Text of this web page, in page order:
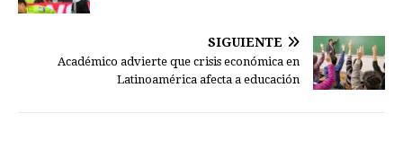
SIGUIENTE
Académico advierte que crisis económica en
Latinoamérica afecta a educación